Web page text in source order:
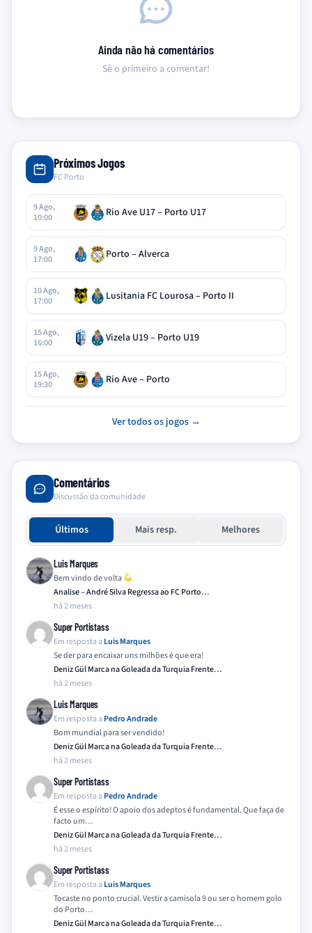
Ainda não há comentários
Sê o primeiro a comentar!
Próximos Jogos
FC Porto
9 Ago,
10:00
Rio Ave U17 – Porto U17
9 Ago,
17:00
Porto – Alverca
10 Ago,
17:00
Lusitania FC Lourosa – Porto II
15 Ago,
16:00
Vizela U19 – Porto U19
15 Ago,
19:30
Rio Ave – Porto
Ver todos os jogos →
Comentários
Discussão da comunidade
Últimos Mais resp. Melhores
Luis Marques
Bem vindo de volta
Analise – André Silva Regressa ao FC Porto…
há 2 meses
Super Portistass
Em resposta a Luis Marques
Se der para encaixar uns milhões é que era!
Deniz Gül Marca na Goleada da Turquia Frente…
há 2 meses
Luis Marques
Em resposta a Pedro Andrade
Bom mundial para ser vendido!
Deniz Gül Marca na Goleada da Turquia Frente…
há 2 meses
Super Portistass
Em resposta a Pedro Andrade
É esse o espírito! O apoio dos adeptos é fundamental. Que faça de
facto um…
Deniz Gül Marca na Goleada da Turquia Frente…
há 2 meses
Super Portistass
Em resposta a Luis Marques
Tocaste no ponto crucial. Vestir a camisola 9 ou ser o homem golo
do Porto…
Deniz Gül Marca na Goleada da Turquia Frente…